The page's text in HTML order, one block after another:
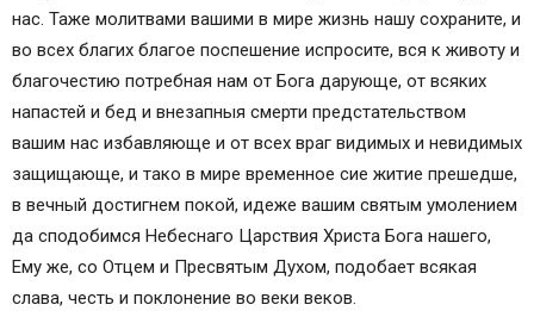
нас. Таже молитвами вашими в мире жизнь нашу сохраните, и
во всех благих благое поспешение испросите, вся к животу и
благочестию потребная нам от Бога дарующе, от всяких
напастей и бед и внезапныя смерти предстательством
вашим нас избавляюще и от всех враг видимых и невидимых
защищающе, и тако в мире временное сие житие прешедше,
в вечный достигнем покой, идеже вашим святым умолением
да сподобимся Небеснаго Царствия Христа Бога нашего,
Ему же, со Отцем и Пресвятым Духом, подобает всякая
слава, честь и поклонение во веки веков.